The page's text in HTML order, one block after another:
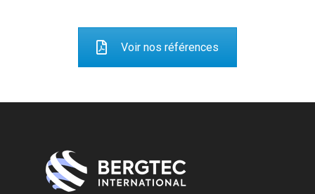
Voir nos références